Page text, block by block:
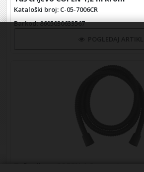
Kataloški broj: C-05-7006CR
Barkod: 8605030633567